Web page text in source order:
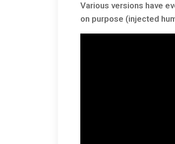
Various versions have
on purpose (injected